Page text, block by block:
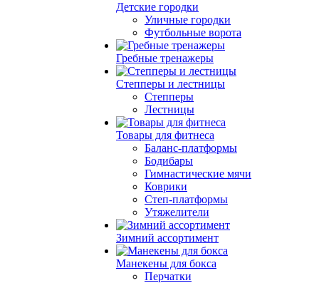
Детские городки
Уличные городки
Футбольные ворота
Гребные тренажеры
Степперы и лестницы
Степперы
Лестницы
Товары для фитнеса
Баланс-платформы
Бодибары
Гимнастические мячи
Коврики
Степ-платформы
Утяжелители
Зимний ассортимент
Манекены для бокса
Перчатки